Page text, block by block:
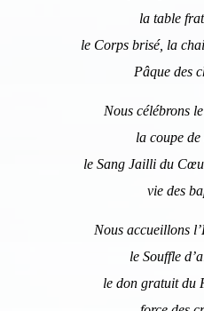
la table
le Corps brisé, la
Pâque des
Nous célébrons
la coupe de
le Sang Jailli du
vie des
Nous accueillons
le Souffle
le don gratuit du